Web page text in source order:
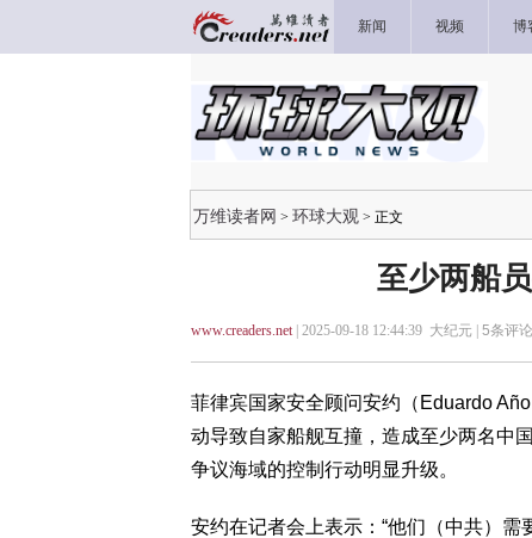
新闻 视频 博
万维读者网 > 环球大观 > 正文
至少两船
www.creaders.net| 2025-09-18 12:44:39 大纪元 | 5条评论
菲律宾国家安全顾问安约（Eduardo
动导致自家船舰互撞，造成至少两名中
争议海域的控制行动明显升级。
安约在记者会上表示：“他们（中共）